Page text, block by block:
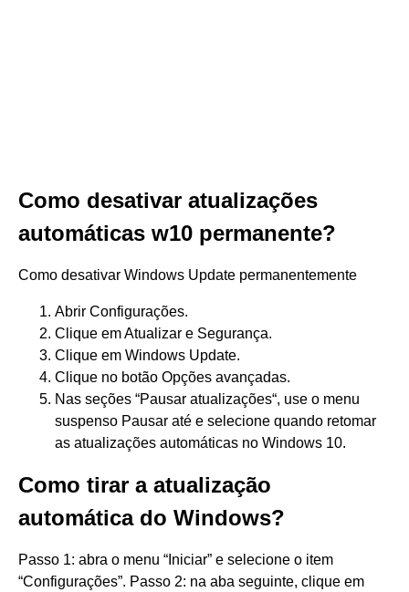
Como desativar atualizações
automáticas w10 permanente?
Como desativar Windows Update permanentemente
Abrir Configurações.
Clique em Atualizar e Segurança.
Clique em Windows Update.
Clique no botão Opções avançadas.
Nas seções “Pausar atualizações“, use o menu
suspenso Pausar até e selecione quando retomar
as atualizações automáticas no Windows 10.
Como tirar a atualização
automática do Windows?
Passo 1: abra o menu “Iniciar” e selecione o item
“Configurações”. Passo 2: na aba seguinte, clique em